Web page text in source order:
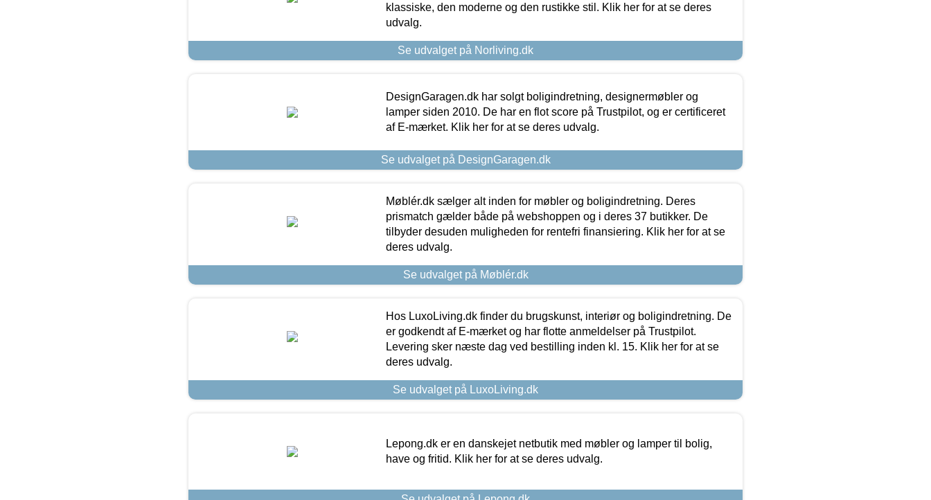
klassiske, den moderne og den rustikke stil. Klik her for at se deres
udvalg.
Se udvalget på Norliving.dk
DesignGaragen.dk har solgt boligindretning, designermøbler og
lamper siden 2010. De har en flot score på Trustpilot, og er certificeret
af E-mærket. Klik her for at se deres udvalg.
Se udvalget på DesignGaragen.dk
Møblér.dk sælger alt inden for møbler og boligindretning. Deres
prismatch gælder både på webshoppen og i deres 37 butikker. De
tilbyder desuden muligheden for rentefri finansiering. Klik her for at se
deres udvalg.
Se udvalget på Møblér.dk
Hos LuxoLiving.dk finder du brugskunst, interiør og boligindretning. De
er godkendt af E-mærket og har flotte anmeldelser på Trustpilot.
Levering sker næste dag ved bestilling inden kl. 15. Klik her for at se
deres udvalg.
Se udvalget på LuxoLiving.dk
Lepong.dk er en danskejet netbutik med møbler og lamper til bolig,
have og fritid. Klik her for at se deres udvalg.